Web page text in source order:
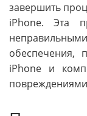
завершить
iPhone. Эта
обеспечения,
iPhone и
повреждениями